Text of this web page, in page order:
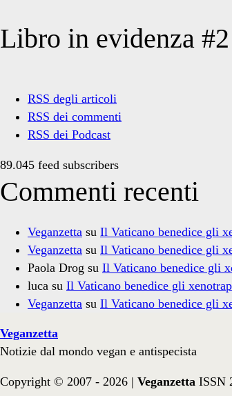
Libro in evidenza #2
RSS degli articoli
RSS dei commenti
RSS dei Podcast
89.045 feed subscribers
Commenti recenti
Veganzetta su Il Vaticano benedice gli
Veganzetta su Il Vaticano benedice gli
Paola Drog su Il Vaticano benedice gli
luca su Il Vaticano benedice gli
Veganzetta su Il Vaticano benedice gli
Veganzetta
Notizie dal mondo vegan e antispecista
Copyright © 2007 - 2026 | Veganzetta ISSN